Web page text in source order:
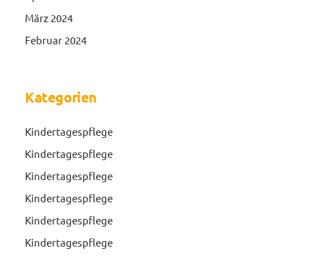
März 2024
Februar 2024
Kategorien
Kindertagespflege
Kindertagespflege
Kindertagespflege
Kindertagespflege
Kindertagespflege
Kindertagespflege